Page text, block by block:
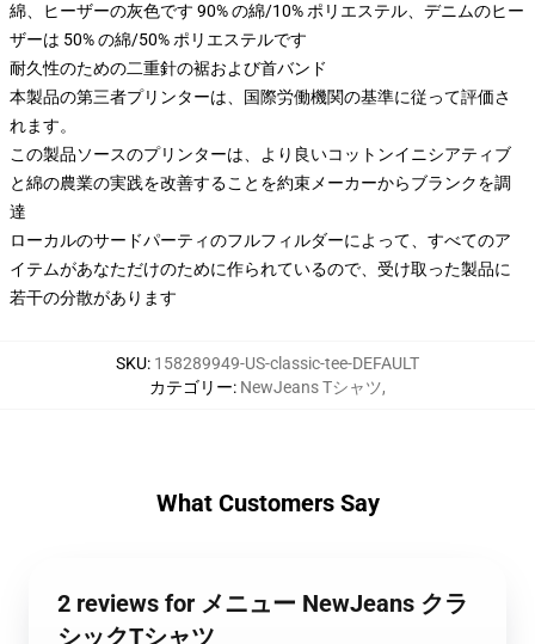
綿、ヒーザーの灰色です 90% の綿/10% ポリエステル、デニムのヒー
ザーは 50% の綿/50% ポリエステルです
耐久性のための二重針の裾および首バンド
本製品の第三者プリンターは、国際労働機関の基準に従って評価さ
れます。
この製品ソースのプリンターは、より良いコットンイニシアティブ
と綿の農業の実践を改善することを約束メーカーからブランクを調
達
ローカルのサードパーティのフルフィルダーによって、すべてのア
イテムがあなただけのために作られているので、受け取った製品に
若干の分散があります
SKU: 158289949-US-classic-tee-DEFAULT
カテゴリー: NewJeans Tシャツ,
What Customers Say
2 reviews for メニュー NewJeans クラ
シックTシャツ